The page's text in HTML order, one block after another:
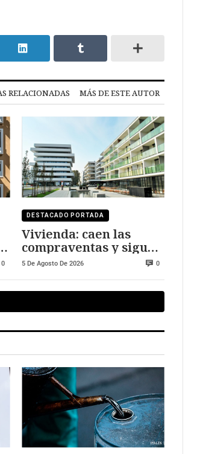
RELACIONADAS MÁS DE ESTE AUTOR
0
DESTACADO PORTADA
Vivienda: caen las
compraventas y siguen
subiendo los precios
5 De Agosto De 2026 0